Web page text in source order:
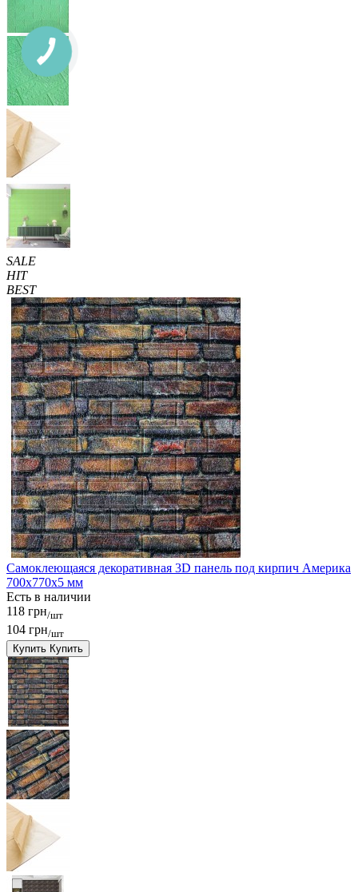
SALE
HIT
BEST
Самоклеющаяся декоративная 3D панель под кирпич Америка
700x770x5 мм
Есть в наличии
118 грн/шт
104 грн/шт
Купить Купить